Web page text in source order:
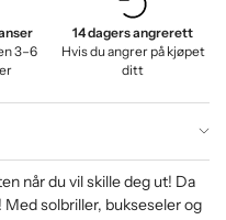
3–6
14 dagers angrerett
Hvis du angrer på kjøpet
ditt
når du vil skille deg ut! Da
solbriller, bukseseler og